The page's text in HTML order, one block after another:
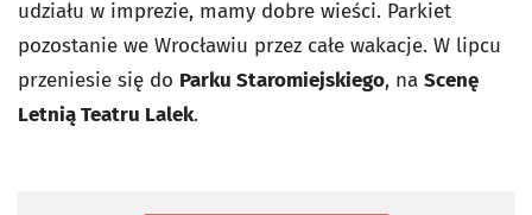
udziału w imprezie, mamy dobre wieści. Parkiet
pozostanie we Wrocławiu przez całe wakacje. W lipcu
przeniesie się do Parku Staromiejskiego, na Scenę
Letnią Teatru Lalek.